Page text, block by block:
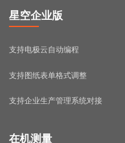
星空企业版
支持电极云自动编程
支持图纸表单格式调整
支持企业生产管理系统对接
在机测量